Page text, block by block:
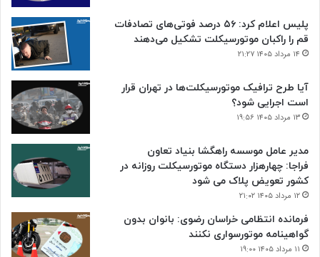
پلیس اعلام کرد: ۵۶ درصد فوتی‌های تصادفات
قم را راکبان موتورسیکلت تشکیل می‌دهند
۱۴ مرداد ۱۴۰۵ ۲۱:۲۷
آیا طرح ترافیک موتورسیکلت‌ها در تهران قرار
است اجرایی شود؟
۱۳ مرداد ۱۴۰۵ ۱۹:۵۶
مدیر عامل موسسه راهگشا بنیاد تعاون
فراجا: چهارهزار دستگاه موتورسیکلت روزانه در
کشور تعویض پلاک می شود
۱۲ مرداد ۱۴۰۵ ۲۱:۰۲
فرمانده انتظامی خراسان رضوی: بانوان بدون
گواهینامه موتورسواری نکنند
۱۱ مرداد ۱۴۰۵ ۱۹:۰۰